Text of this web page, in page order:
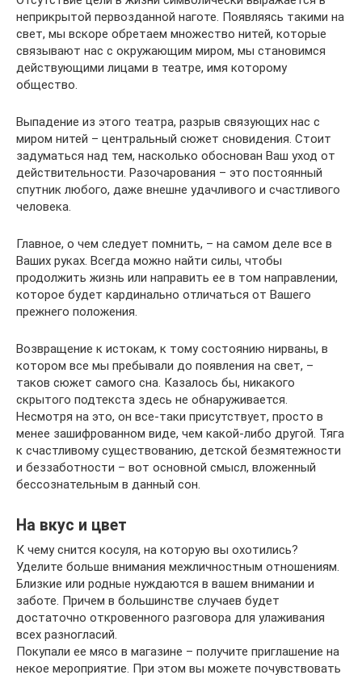
неприкрытой первозданной наготе. Появляясь такими на
свет, мы вскоре обретаем множество нитей, которые
связывают нас с окружающим миром, мы становимся
действующими лицами в театре, имя которому
общество.
Выпадение из этого театра, разрыв связующих нас с
миром нитей – центральный сюжет сновидения. Стоит
задуматься над тем, насколько обоснован Ваш уход от
действительности. Разочарования – это постоянный
спутник любого, даже внешне удачливого и счастливого
человека.
Главное, о чем следует помнить, – на самом деле все в
Ваших руках. Всегда можно найти силы, чтобы
продолжить жизнь или направить ее в том направлении,
которое будет кардинально отличаться от Вашего
прежнего положения.
Возвращение к истокам, к тому состоянию нирваны, в
котором все мы пребывали до появления на свет, –
таков сюжет самого сна. Казалось бы, никакого
скрытого подтекста здесь не обнаруживается.
Несмотря на это, он все-таки присутствует, просто в
менее зашифрованном виде, чем какой-либо другой. Тяга
к счастливому существованию, детской безмятежности
и беззаботности – вот основной смысл, вложенный
бессознательным в данный сон.
На вкус и цвет
К чему снится косуля, на которую вы охотились?
Уделите больше внимания межличностным отношениям.
Близкие или родные нуждаются в вашем внимании и
заботе. Причем в большинстве случаев будет
достаточно откровенного разговора для улаживания
всех разногласий.
Покупали ее мясо в магазине – получите приглашение на
некое мероприятие. При этом вы можете почувствовать